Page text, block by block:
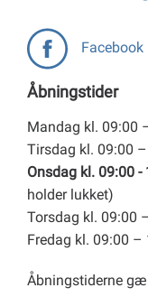
Facebook
Åbningstider
Mandag kl. 09:00
Tirsdag kl. 09:00
Onsdag kl. 09:00 -
holder lukket)
Torsdag kl. 09:00
Fredag kl. 09:00 –
Åbningstiderne